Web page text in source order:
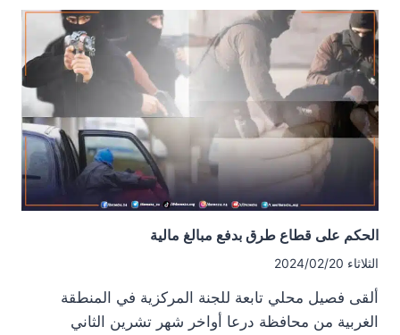
في
مكان
ومناطق
أخرى
تشتكي
من
نقصها
الحكم على قطاع طرق بدفع مبالغ مالية
الثلاثاء 2024/02/20
ألقى فصيل محلي تابعة للجنة المركزية في المنطقة
الغربية من محافظة درعا أواخر شهر تشرين الثاني